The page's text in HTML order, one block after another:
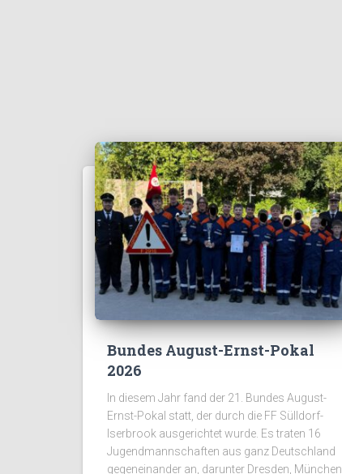
Bundes August-Ernst-Pokal
2026
In diesem Jahr fand der 21. Bundes August-
Ernst-Pokal statt, der durch die FF Sülldorf-
Iserbrook ausgerichtet wurde. Es traten 16
Jugendmannschaften aus ganz Deutschland
gegeneinander an, darunter Dresden, München,